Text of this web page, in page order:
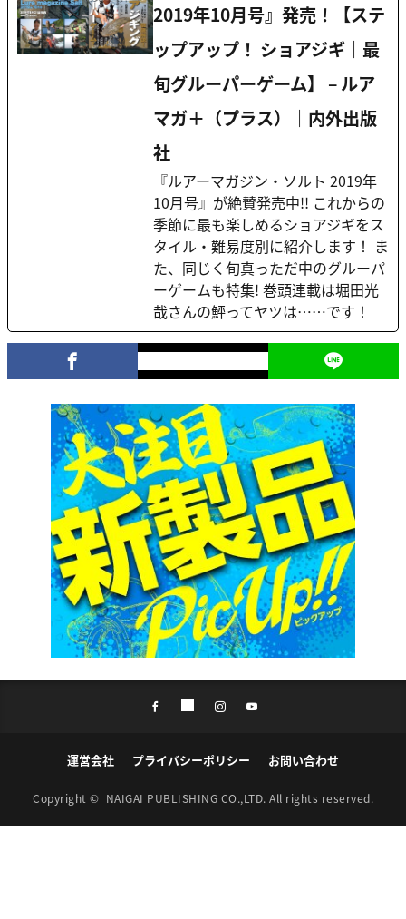
2019年10月号』発売！【ステ
ップアップ！ ショアジギ｜最
旬グルーパーゲーム】 – ルア
マガ＋（プラス）｜内外出版
社
『ルアーマガジン・ソルト 2019年
10月号』が絶賛発売中!! これからの
季節に最も楽しめるショアジギをス
タイル・難易度別に紹介します！ ま
た、同じく旬真っただ中のグルーパ
ーゲームも特集! 巻頭連載は堀田光
哉さんの鮃ってヤツは……です！
運営会社 プライバシーポリシー お問い合わせ
Copyright © NAIGAI PUBLISHING CO.,LTD. All rights reserved.